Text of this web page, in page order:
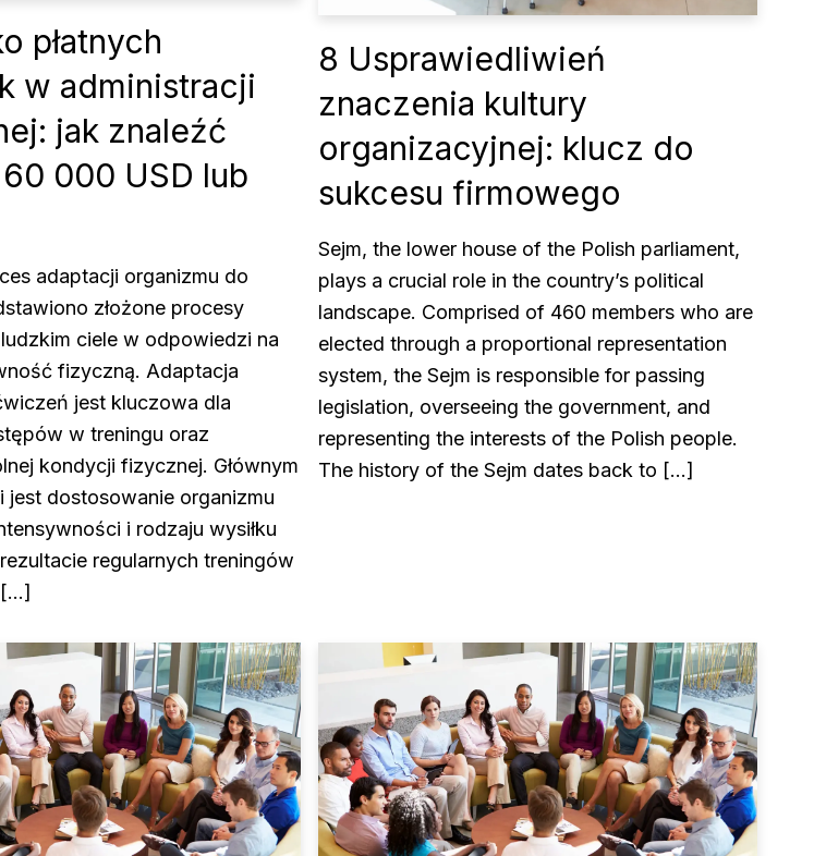
płatnych
w administracji
jak znaleźć
000 USD lub
adaptacji organizmu do
złożone procesy
ciele w odpowiedzi na
fizyczną. Adaptacja
jest kluczowa dla
w treningu oraz
kondycji fizycznej. Głównym
jest dostosowanie organizmu
i rodzaju wysiłku
regularnych treningów
[…]
8 Usprawiedliwień
znaczenia kultury
organizacyjnej: klucz do
sukcesu firmowego
Sejm, the lower house of the Polish parliament,
plays a crucial role in the country’s political
landscape. Comprised of 460 members who are
elected through a proportional representation
system, the Sejm is responsible for passing
legislation, overseeing the government, and
representing the interests of the Polish people.
The history of the Sejm dates back to […]